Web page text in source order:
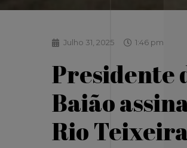
Julho 31, 2025 1:46 pm
Presidente
Baião
Rio